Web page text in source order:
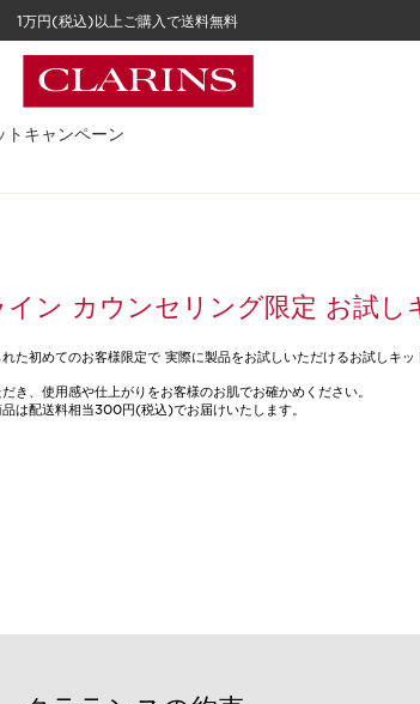
1万円(税込)以上ご購入で送料無料
ト キャンペーン
ン カウンセリング限定 お試し
た初めてのお客様限定で 実際に製品をお試しいただけるお試しキッ
き、使用感や仕上がりをお客様のお肌でお確かめください。
は配送料相当300円(税込)でお届けいたします。